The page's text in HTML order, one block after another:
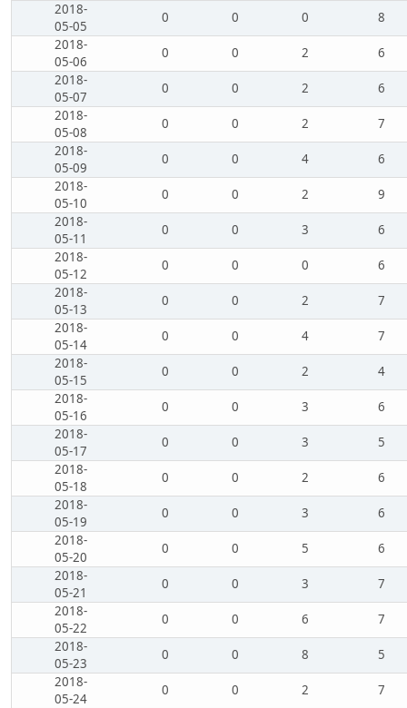
2018-
05-05
0 0 0
8
2018-
05-06
0 0 2
6
2018-
05-07
0 0 2
6
2018-
05-08
0 0 2
7
2018-
05-09
0 0 4
6
2018-
05-10
0 0 2
9
2018-
05-11
0 0 3
6
2018-
05-12
0 0 0
6
2018-
05-13
0 0 2
7
2018-
05-14
0 0 4
7
2018-
05-15
0 0 2
4
2018-
05-16
0 0 3
6
2018-
05-17
0 0 3
5
2018-
05-18
0 0 2
6
2018-
05-19
0 0 3
6
2018-
05-20
0 0 5
6
2018-
05-21
0 0 3
7
2018-
05-22
0 0 6
7
2018-
05-23
0 0 8
5
2018-
05-24
0 0 2
7